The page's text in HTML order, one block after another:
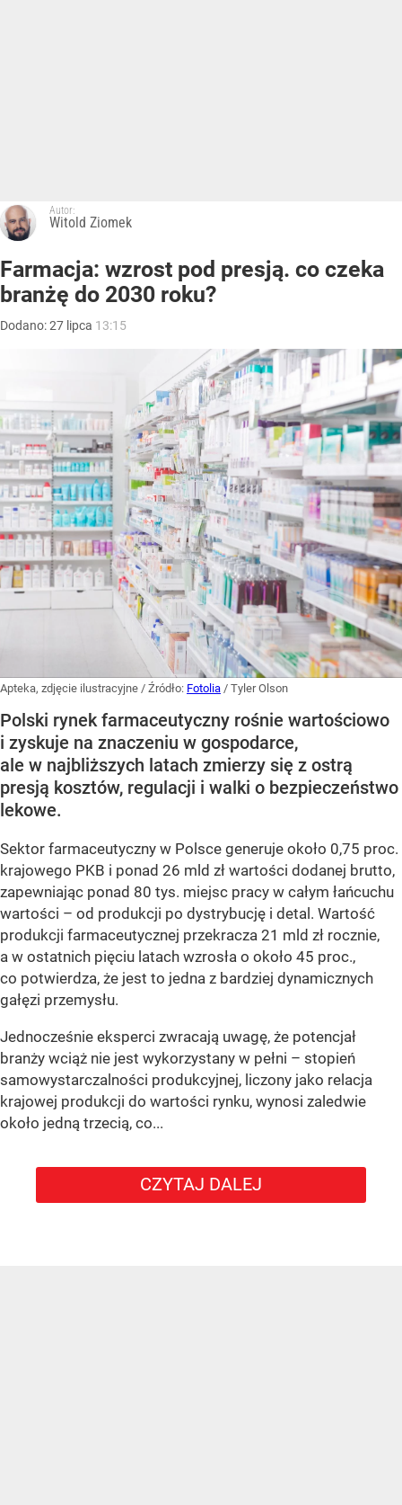
Autor:
Witold Ziomek
Farmacja: wzrost pod presją. co czeka
branżę do 2030 roku?
Dodano:27 lipca 13:15
Apteka, zdjęcie ilustracyjne / Źródło: Fotolia / Tyler Olson
Polski rynek farmaceutyczny rośnie wartościowo
i zyskuje na znaczeniu w gospodarce,
ale w najbliższych latach zmierzy się z ostrą
presją kosztów, regulacji i walki o bezpieczeństwo
lekowe.
Sektor farmaceutyczny w Polsce generuje około 0,75 proc.
krajowego PKB i ponad 26 mld zł wartości dodanej brutto,
zapewniając ponad 80 tys. miejsc pracy w całym łańcuchu
wartości – od produkcji po dystrybucję i detal. Wartość
produkcji farmaceutycznej przekracza 21 mld zł rocznie,
a w ostatnich pięciu latach wzrosła o około 45 proc.,
co potwierdza, że jest to jedna z bardziej dynamicznych
gałęzi przemysłu.
Jednocześnie eksperci zwracają uwagę, że potencjał
branży wciąż nie jest wykorzystany w pełni – stopień
samowystarczalności produkcyjnej, liczony jako relacja
krajowej produkcji do wartości rynku, wynosi zaledwie
około jedną trzecią, co...
CZYTAJ DALEJ